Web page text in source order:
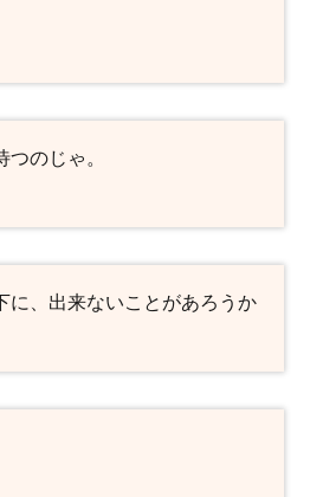
のじゃ。
に、出来ないことがあろうか